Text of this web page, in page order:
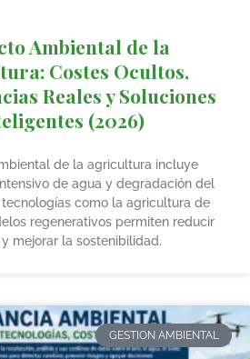
Ambiental de la
Costes Ocultos,
Reales y Soluciones
(2026)
de la agricultura incluye
de agua y degradación del
tecnologías como la agricultura de
regenerativos permiten reducir
mejorar la sostenibilidad.
GESTION AMBIENTAL